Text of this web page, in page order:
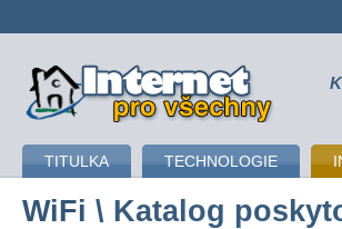
připojení k internetu
TITULKA TECHNOLOGIE
WiFi \ Katalog